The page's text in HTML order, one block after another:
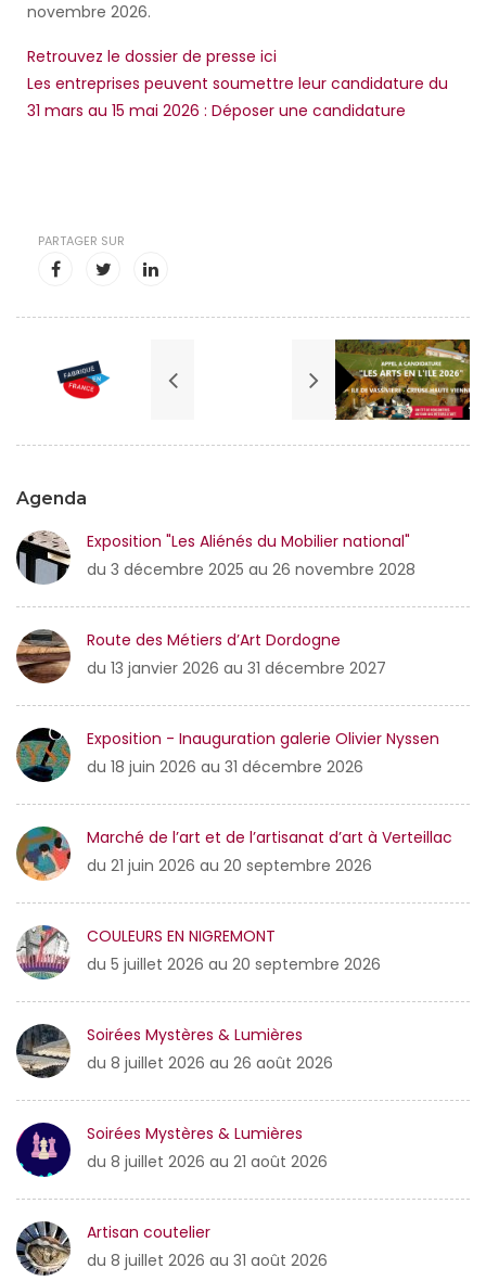
Agenda
Exposition "Les Aliénés du Mobilier national"
du 3 décembre 2025 au 26 novembre 2028
Route des Métiers d’Art Dordogne
du 13 janvier 2026 au 31 décembre 2027
Exposition - Inauguration galerie Olivier Nyssen
du 18 juin 2026 au 31 décembre 2026
Marché de l’art et de l’artisanat d’art à Verteillac
du 21 juin 2026 au 20 septembre 2026
COULEURS EN NIGREMONT
du 5 juillet 2026 au 20 septembre 2026
Soirées Mystères & Lumières
du 8 juillet 2026 au 26 août 2026
Soirées Mystères & Lumières
du 8 juillet 2026 au 21 août 2026
Artisan coutelier
du 8 juillet 2026 au 31 août 2026
novembre 2026.
Retrouvez le dossier de presse ici
Les entreprises peuvent soumettre leur candidature du
31 mars au 15 mai 2026 : Déposer une candidature
PARTAGER SUR